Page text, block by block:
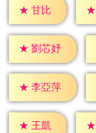
★ 甘比 ★
★ 劉芯妤
★ 李亞萍
★ 王凱 ★